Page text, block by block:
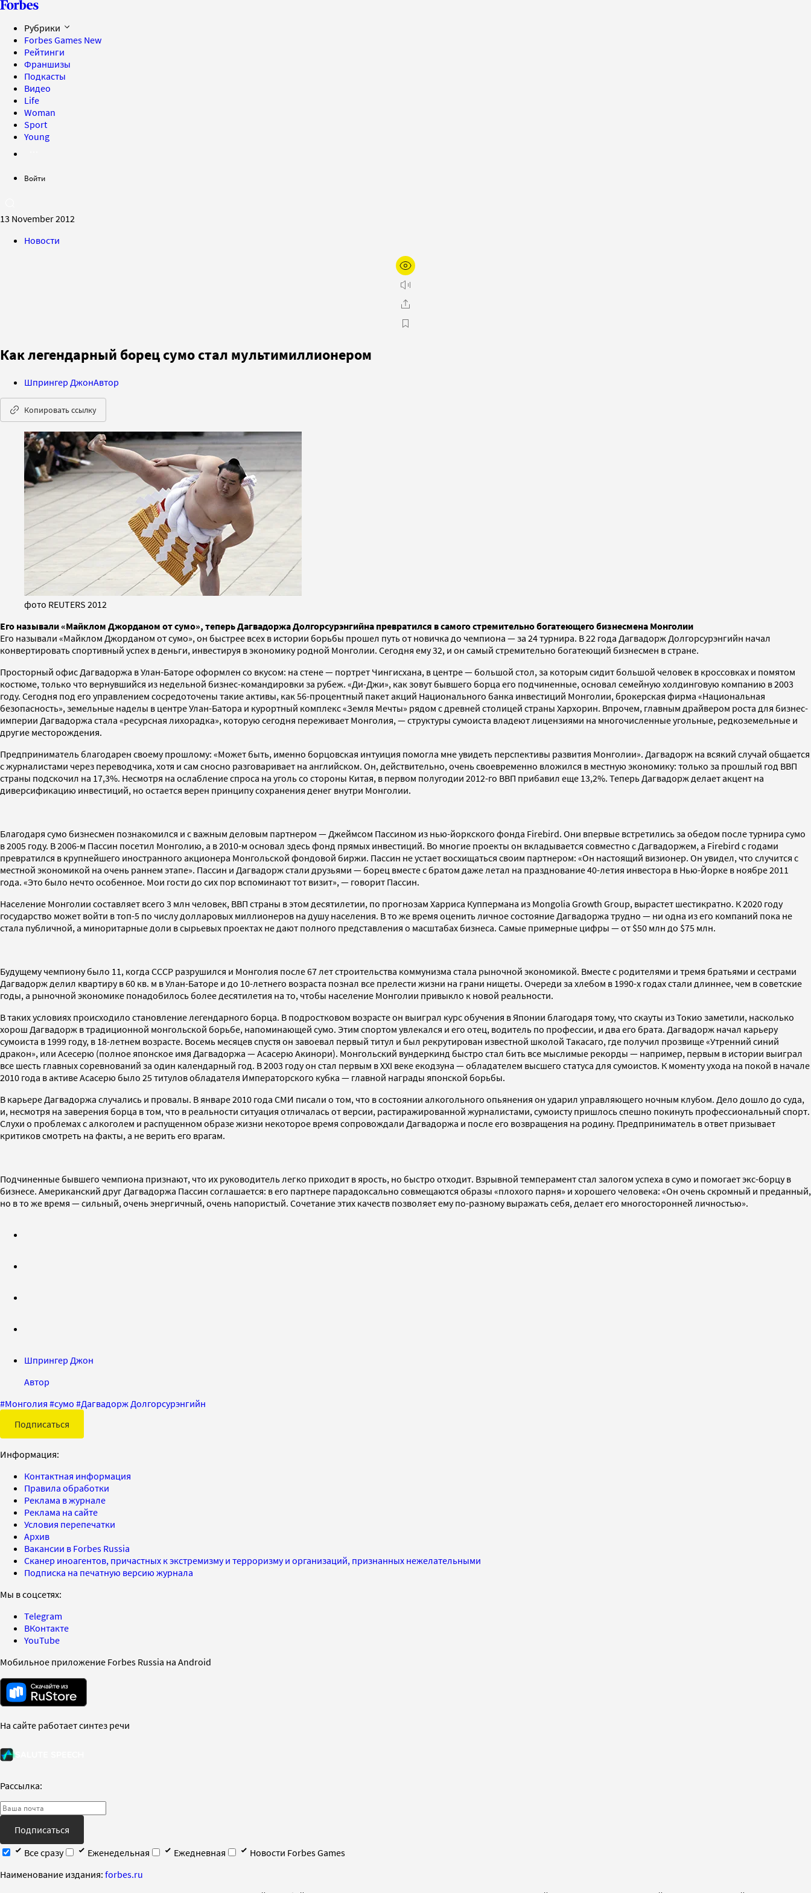
Рубрики
Forbes Games New
Рейтинги
Франшизы
Подкасты
Видео
Life
Woman
Sport
Young
Войти
13 November 2012
Новости
Как легендарный борец сумо стал мультимиллионером
Шпрингер ДжонАвтор
Копировать ссылку
фото REUTERS 2012
Его называли «Майклом Джорданом от сумо», теперь Дагвадоржа Долгорсурэнгийна превратился в самого стремительно богатеющего бизнесмена Монголии
Его называли «Майклом Джорданом от сумо», он быстрее всех в истории борьбы прошел путь от новичка до чемпиона — за 24 турнира. В 22 года Дагвадорж Долгорсурэнгийн начал
конвертировать спортивный успех в деньги, инвестируя в экономику родной Монголии. Сегодня ему 32, и он самый стремительно богатеющий бизнесмен в стране.
Просторный офис Дагвадоржа в Улан-Баторе оформлен со вкусом: на стене — портрет Чингисхана, в центре — большой стол, за которым сидит большой человек в кроссовках и помятом
костюме, только что вернувшийся из недельной бизнес-командировки за рубеж. «Ди-Джи», как зовут бывшего борца его подчиненные, основал семейную холдинговую компанию в 2003
году. Сегодня под его управлением сосредоточены такие активы, как 56-процентный пакет акций Национального банка инвестиций Монголии, брокерская фирма «Национальная
безопасность», земельные наделы в центре Улан-Батора и курортный комплекс «Земля Мечты» рядом с древней столицей страны Хархорин. Впрочем, главным драйвером роста для бизнес-
империи Дагвадоржа стала «ресурсная лихорадка», которую сегодня переживает Монголия, — структуры сумоиста владеют лицензиями на многочисленные угольные, редкоземельные и
другие месторождения.
Предприниматель благодарен своему прошлому: «Может быть, именно борцовская интуиция помогла мне увидеть перспективы развития Монголии». Дагвадорж на всякий случай общается
с журналистами через переводчика, хотя и сам сносно разговаривает на английском. Он, действительно, очень своевременно вложился в местную экономику: только за прошлый год ВВП
страны подскочил на 17,3%. Несмотря на ослабление спроса на уголь со стороны Китая, в первом полугодии 2012-го ВВП прибавил еще 13,2%. Теперь Дагвадорж делает акцент на
диверсификацию инвестиций, но остается верен принципу сохранения денег внутри Монголии.
Благодаря сумо бизнесмен познакомился и с важным деловым партнером — Джеймсом Пассином из нью-йоркского фонда Firebird. Они впервые встретились за обедом после турнира сумо
в 2005 году. В 2006-м Пассин посетил Монголию, а в 2010-м основал здесь фонд прямых инвестиций. Во многие проекты он вкладывается совместно с Дагвадоржем, а Firebird с годами
превратился в крупнейшего иностранного акционера Монгольской фондовой биржи. Пассин не устает восхищаться своим партнером: «Он настоящий визионер. Он увидел, что случится с
местной экономикой на очень раннем этапе». Пассин и Дагвадорж стали друзьями — борец вместе с братом даже летал на празднование 40-летия инвестора в Нью-Йорке в ноябре 2011
года. «Это было нечто особенное. Мои гости до сих пор вспоминают тот визит», — говорит Пассин.
Население Монголии составляет всего 3 млн человек, ВВП страны в этом десятилетии, по прогнозам Харриса Куппермана из Mongolia Growth Group, вырастет шестикратно. К 2020 году
государство может войти в топ-5 по числу долларовых миллионеров на душу населения. В то же время оценить личное состояние Дагвадоржа трудно — ни одна из его компаний пока не
стала публичной, а миноритарные доли в сырьевых проектах не дают полного представления о масштабах бизнеса. Самые примерные цифры — от $50 млн до $75 млн.
Будущему чемпиону было 11, когда СССР разрушился и Монголия после 67 лет строительства коммунизма стала рыночной экономикой. Вместе с родителями и тремя братьями и сестрами
Дагвадорж делил квартиру в 60 кв. м в Улан-Баторе и до 10-летнего возраста познал все прелести жизни на грани нищеты. Очереди за хлебом в 1990-х годах стали длиннее, чем в советские
годы, а рыночной экономике понадобилось более десятилетия на то, чтобы население Монголии привыкло к новой реальности.
В таких условиях происходило становление легендарного борца. В подростковом возрасте он выиграл курс обучения в Японии благодаря тому, что скауты из Токио заметили, насколько
хорош Дагвадорж в традиционной монгольской борьбе, напоминающей сумо. Этим спортом увлекался и его отец, водитель по профессии, и два его брата. Дагвадорж начал карьеру
сумоиста в 1999 году, в 18-летнем возрасте. Восемь месяцев спустя он завоевал первый титул и был рекрутирован известной школой Такасаго, где получил прозвище «Утренний синий
дракон», или Асесерю (полное японское имя Дагвадоржа — Асасерю Акинори). Монгольский вундеркинд быстро стал бить все мыслимые рекорды — например, первым в истории выиграл
все шесть главных соревнований за один календарный год. В 2003 году он стал первым в XXI веке екодзуна — обладателем высшего статуса для сумоистов. К моменту ухода на покой в начале
2010 года в активе Асасерю было 25 титулов обладателя Императорского кубка — главной награды японской борьбы.
В карьере Дагвадоржа случались и провалы. В январе 2010 года СМИ писали о том, что в состоянии алкогольного опьянения он ударил управляющего ночным клубом. Дело дошло до суда,
и, несмотря на заверения борца в том, что в реальности ситуация отличалась от версии, растиражированной журналистами, сумоисту пришлось спешно покинуть профессиональный спорт.
Слухи о проблемах с алкоголем и распущенном образе жизни некоторое время сопровождали Дагвадоржа и после его возвращения на родину. Предприниматель в ответ призывает
критиков смотреть на факты, а не верить его врагам.
Подчиненные бывшего чемпиона признают, что их руководитель легко приходит в ярость, но быстро отходит. Взрывной темперамент стал залогом успеха в сумо и помогает экс-борцу в
бизнесе. Американский друг Дагвадоржа Пассин соглашается: в его партнере парадоксально совмещаются образы «плохого парня» и хорошего человека: «Он очень скромный и преданный,
но в то же время — сильный, очень энергичный, очень напористый. Сочетание этих качеств позволяет ему по-разному выражать себя, делает его многосторонней личностью».
Шпрингер Джон
Автор
#Монголия #сумо #Дагвадорж Долгорсурэнгийн
Подписаться
Информация:
Контактная информация
Правила обработки
Реклама в журнале
Реклама на сайте
Условия перепечатки
Архив
Вакансии в Forbes Russia
Сканер иноагентов, причастных к экстремизму и терроризму и организаций, признанных нежелательными
Подписка на печатную версию журнала
Мы в соцсетях:
Telegram
ВКонтакте
YouTube
Мобильное приложение Forbes Russia на Android
На сайте работает синтез речи
Рассылка:
Подписаться
Все сразу
Еженедельная Ежедневная
Новости Forbes Games
Наименование издания: forbes.ru